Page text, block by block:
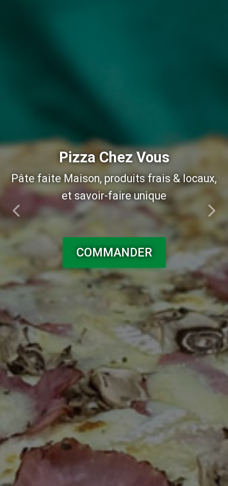
Pizza Chez Vous
Pâte faite Maison, produits frais & locaux,
et savoir-faire unique
COMMANDER
Pizza Chez Vous
Pâte faite Maison, produits frais & locaux,
et savoir-faire unique
COMMANDER
Précédent